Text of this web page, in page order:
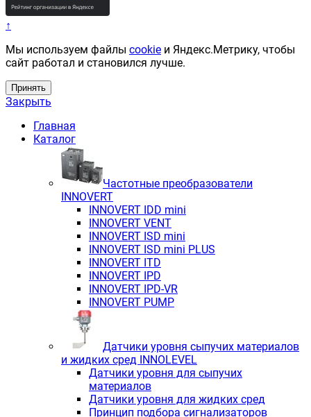
↑
Мы используем файлы cookie и Яндекс.Метрику, чтобы
сайт работал и становился лучше.
Принять
Закрыть
Главная
Каталог
Частотные преобразователи
INNOVERT
INNOVERT IDD mini
INNOVERT VENT
INNOVERT ISD mini
INNOVERT ISD mini PLUS
INNOVERT ITD
INNOVERT IРD
INNOVERT IРD-VR
INNOVERT PUMP
Датчики уровня сыпучих материалов
и жидких сред INNOLEVEL
Датчики уровня для сыпучих
материалов
Датчики уровня для жидких сред
Принцип подбора сигнализаторов